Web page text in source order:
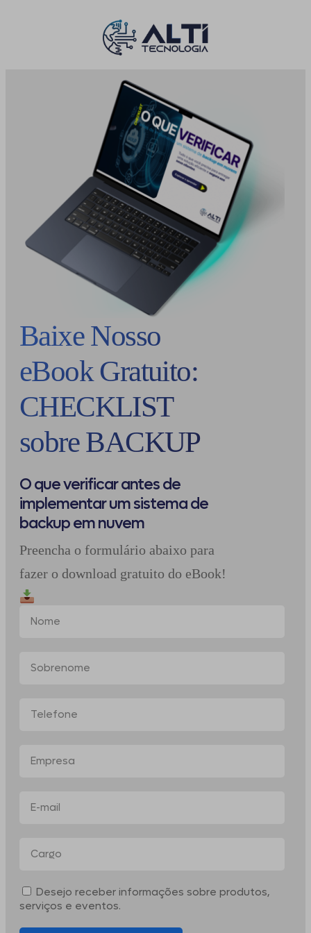
Baixe Nosso
eBook Gratuito:
CHECKLIST
sobre BACKUP
O que verificar antes de
implementar um sistema de
backup em nuvem
Preencha o formulário abaixo para
fazer o download gratuito do eBook!
Desejo receber informações sobre produtos,
serviços e eventos.